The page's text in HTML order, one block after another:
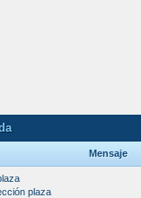
Mensaje
plaza